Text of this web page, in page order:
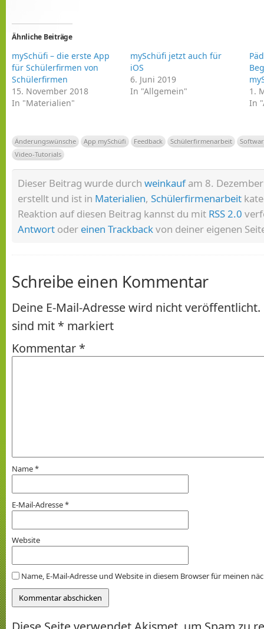
Ähnliche Beiträge
mySchüfi – die erste App
für Schülerfirmen von
Schülerfirmen
15. November 2018
In "Materialien"
mySchüfi jetzt auch für
iOS
6. Juni 2019
In "Allgemein"
1.
In
Änderungswünsche App mySchüfi Feedback Schülerfirmenarbeit
Video-Tutorials
Dieser Beitrag wurde durch weinkaufam 8.
erstellt und ist in Materialien, Schülerfirmenarbeit
Reaktion auf diesen Beitrag kannst du mit RSS 2.0
Antwort oder einen Trackbackvon deiner eigenen
Schreibe einen Kommentar
Deine E-Mail-Adresse wird nicht veröffentlicht.
sind mit * markiert
Kommentar *
Name*
E-Mail-Adresse*
Website
Name, E-Mail-Adresse und Website in diesem Browser für meinen